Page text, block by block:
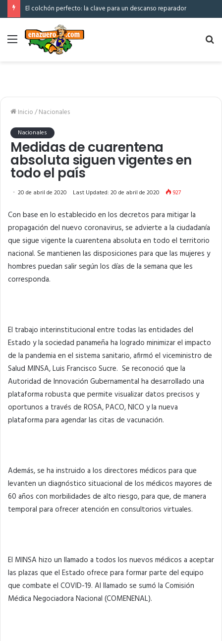
El colchón perfecto: la clave para un descanso reparador
Menú
Inicio/Nacionales
Nacionales
Medidas de cuarentena
absoluta siguen vigentes en
todo el país
20 de abril de 2020 Last Updated: 20 de abril de 2020 927
Con base en lo establecido en los decretos para mitigar la
propagación del nuevo coronavirus, se advierte a la ciudadanía
que sigue vigente la cuarentena absoluta en todo el territorio
nacional. Se mantienen las disposiciones para que las mujeres y
hombres puedan salir según los días de la semana que les
corresponda.
El trabajo interinstitucional entre todas las entidades del
Estado y la sociedad panameña ha logrado minimizar el impacto
de la pandemia en el sistema sanitario, afirmó el viceministro de
Salud MINSA, Luis Francisco Sucre. Se reconoció que la
Autoridad de Innovación Gubernamental ha desarrollado una
plataforma robusta que permite visualizar datos precisos y
oportunos a través de ROSA, PACO, NICO y la nueva
plataforma para agendar las citas de vacunación.
Además, se ha instruido a los directores médicos para que
levanten un diagnóstico situacional de los médicos mayores de
60 años con morbilidades de alto riesgo, para que, de manera
temporal para ofrecer atención en consultorios virtuales.
El MINSA hizo un llamado a todos los nuevos médicos a aceptar
las plazas que el Estado ofrece para formar parte del equipo
que combate el COVID-19. Al llamado se sumó la Comisión
Médica Negociadora Nacional (COMENENAL).